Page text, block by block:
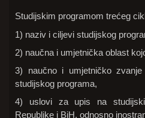
Studijskim programom trećeg
1) naziv i ciljevi studijskog
2) naučna i umjetnička oblast
3) naučno i umjetničko
studijskog programa,
4) uslovi za upis na
Republike i BiH, odnosno